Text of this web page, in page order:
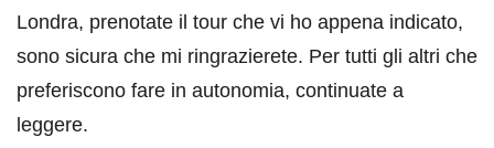
Londra, prenotate il tour che vi ho appena indicato,
sono sicura che mi ringrazierete. Per tutti gli altri che
preferiscono fare in autonomia, continuate a
leggere.